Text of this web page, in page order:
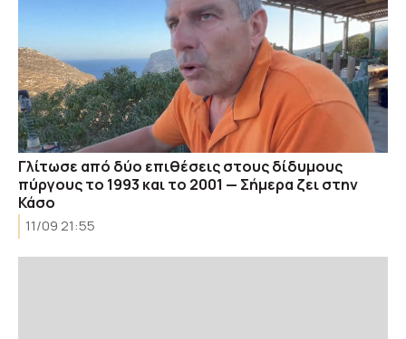
Γλίτωσε από δύο επιθέσεις στους δίδυμους
πύργους το 1993 και το 2001 — Σήμερα ζει στην
Κάσο
11/09 21:55